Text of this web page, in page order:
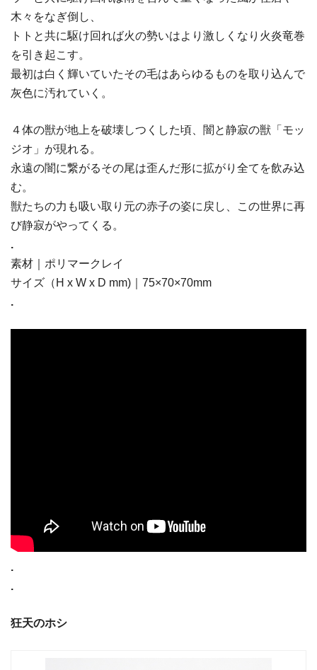
木々をなぎ倒し、
トトと共に駆け回れば火の勢いはより激しくなり火炎竜巻
を引き起こす。
最初は白く輝いていたその毛はあらゆるものを取り込んで
灰色に汚れていく。
４体の獣が地上を破壊しつくした頃、闇と静寂の獣「モッ
ジオ」が現れる。
永遠の闇に繋がるその尾は歪んだ形に拡がり全てを飲み込
む。
獣たちの力も吸い取り元の赤子の姿に戻し、この世界に再
び静寂がやってくる。
.
素材｜ポリマークレイ
サイズ（H x W x D mm)｜75×70×70mm
.
.
.
狂天のホシ